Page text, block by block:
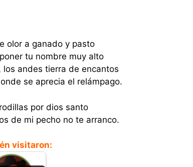
olor a ganado y pasto
tu nombre muy alto
los andes tierra de encantos
se aprecia el relámpago.
por dios santo
de mi pecho no te arranco.
visitaron: